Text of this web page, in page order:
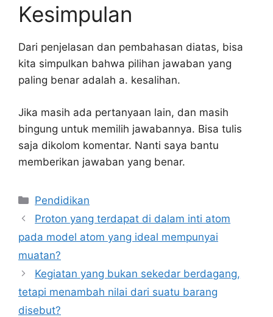
Kesimpulan
Dari penjelasan dan pembahasan diatas, bisa
kita simpulkan bahwa pilihan jawaban yang
paling benar adalah a. kesalihan.
Jika masih ada pertanyaan lain, dan masih
bingung untuk memilih jawabannya. Bisa tulis
saja dikolom komentar. Nanti saya bantu
memberikan jawaban yang benar.
Kategori
Pendidikan
Proton yang terdapat di dalam inti atom
pada model atom yang ideal mempunyai
muatan?
Kegiatan yang bukan sekedar berdagang,
tetapi menambah nilai dari suatu barang
disebut?